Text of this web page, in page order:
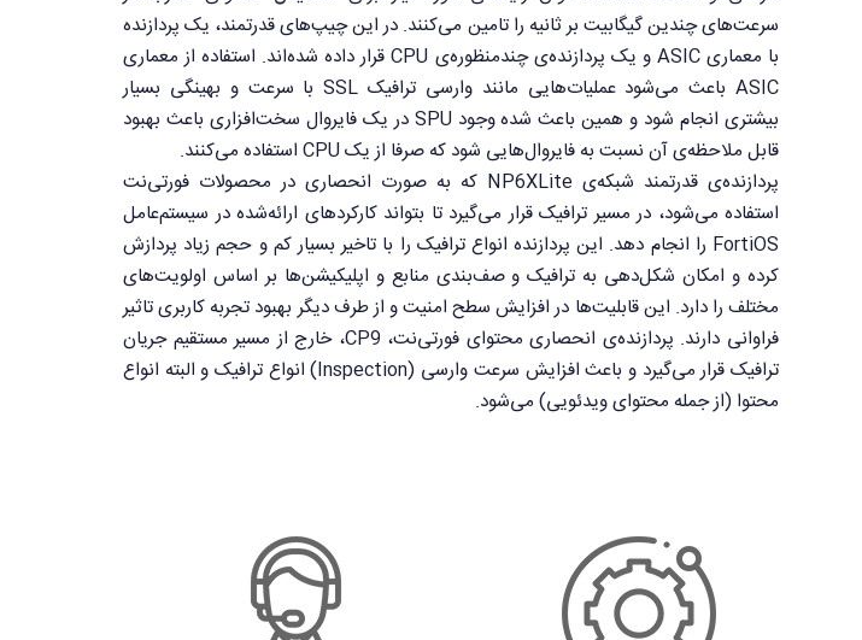
سرعت‌های چندین گیگابیت بر ثانیه را تامین می‌کنند. در این چیپ‌های قدرتمند، یک پردازنده
با معماری ASIC و یک پردازنده‌ی چندمنظوره‌ی CPU قرار داده شده‌اند. استفاده از معماری
ASIC باعث می‌شود عملیات‌هایی مانند وارسی ترافیک SSL با سرعت و بهینگی بسیار
بیشتری انجام شود و همین باعث شده وجود SPU در یک فایروال سخت‌افزاری باعث بهبود
قابل ملاحظه‌ی آن نسبت به فایروال‌‎هایی شود که صرفا از یک CPU استفاده می‌کنند.
پردازنده‌ی قدرتمند شبکه‌ی NP6XLite که به صورت انحصاری در محصولات فورتی‌نت
استفاده می‌شود، در مسیر ترافیک قرار می‌گیرد تا بتواند کارکردهای ارائه‌شده در سیستم‌عامل
FortiOS را انجام دهد. این پردازنده انواع ترافیک را با تاخیر بسیار کم و حجم زیاد پردازش
کرده و امکان شکل‌دهی به ترافیک و صف‌بندی منابع و اپلیکیشن‌ها بر اساس اولویت‌های
مختلف را دارد. این قابلیت‌ها در افزایش سطح امنیت و از طرف دیگر بهبود تجربه کاربری تاثیر
فراوانی دارند. پردازنده‌ی انحصاری محتوای فورتی‌نت، CP9، خارج از مسیر مستقیم جریان
ترافیک قرار می‌گیرد و باعث افزایش سرعت وارسی (Inspection) انواع ترافیک و البته انواع
محتوا (از جمله محتوای ویدئویی) می‌شود.